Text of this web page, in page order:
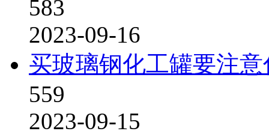
583
2023-09-16
买玻璃钢化工罐要注意
559
2023-09-15